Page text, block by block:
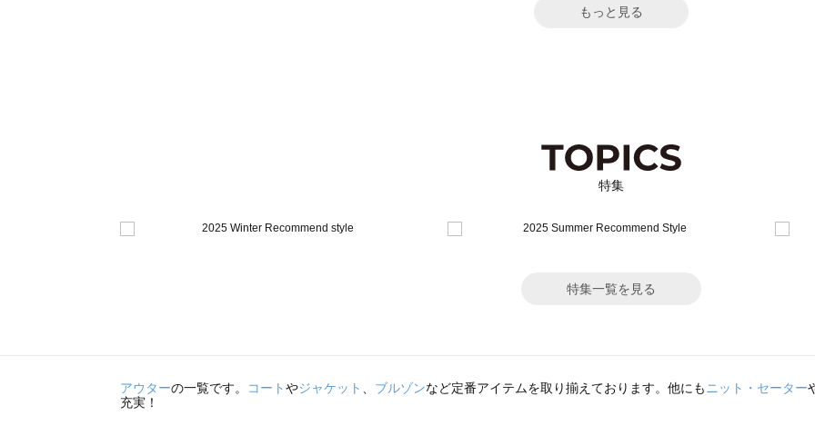
もっと見る
特集
特集一覧を見る
アウターの一覧です。 コートやジャケット ブルゾンなど定番アイテムを取り揃えております。他にも ニット・セーター
充実！